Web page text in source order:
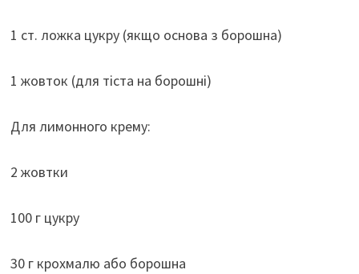
1 ст. ложка цукру (якщо основа з борошна)
1 жовток (для тіста на борошні)
Для лимонного крему:
2 жовтки
100 г цукру
30 г крохмалю або борошна